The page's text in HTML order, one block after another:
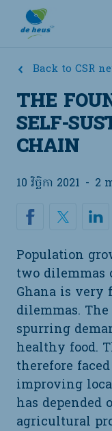
Back to CSR
THE
SELF-
CHAIN
10 វិច្ឆិកា 2021 - 2
Population
two dilemmas
Ghana is
dilemmas.
spurring
healthy food.
therefore
improving
has depended
agricultural